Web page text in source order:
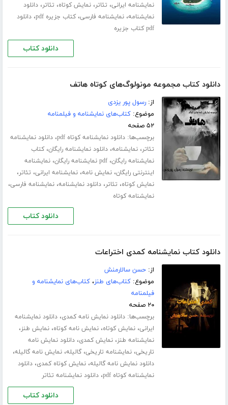
نمایشنامه ایرانی، تئاتر،نمایش کوتاه، تئاتر،دانلود
نمایشنامه،نمایشنامه فارسی،کتاب جزیره pdf ،دانلود
pdf کتاب جزیره
دانلود کتاب
دانلود کتاب مجموعه مونولوگ‌های کوتاه هاتف
از:رسول پور یزدی
موضوع:کتاب‌های نمایشنامه و فیلمنامه
۵۲ صفحه
برچسب‌ها:دانلود نمایشنامه کوتاه pdf ،دانلود نمایشنامه
تئاتر،نمایشنامه،دانلود نمایشنامه رایگان،کتاب
نمایشنامه رایگان،pdf نمایشنامه رایگان ،نمایشنامه
اینترنتی رایگان،نمایش نامه،نمایشنامه ایرانی، تئاتر،
نمایش کوتاه، تئاتر،دانلود نمایشنامه،نمایشنامه فارسی،
نمایشنامه کوتاه
دانلود کتاب
دانلود کتاب نمایشنامه کمدی اختراعات
از:حسن سالارمنش
موضوع:کتاب‌های طنز،کتاب‌های نمایشنامه و
فیلمنامه
۲۰ صفحه
برچسب‌ها:دانلود نمایش نامه کمدی،دانلود نمایشنامه
ایرانی،نمایش کوتاه،نمایش نامه کوتاه،نمایش طنز،
نمایشنامه طنز،نمایش کمدی،دانلود نمایش نامه
تاریخی،نمایشنامه تاریخی،گالیله،نمایش نامه گالیله،
دانلود نمایش نامه گالیله،نمایش کوتاه کمدی،دانلود
نمایشنامه کوتاه pdf
،دانلود نمایشنامه تئاتر
دانلود کتاب